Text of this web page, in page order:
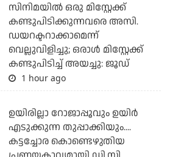
സിനിമയില്‍ ഒരു മിസ്റ്റേക്ക്
കണ്ടുപിടിക്കുന്നവരെ അസി.
ഡയറക്ടറാക്കാമെന്ന്
വെല്ലുവിളിച്ചു; ഒരാള്‍ മിസ്റ്റേക്ക്
കണ്ടുപിടിച്ച് അയച്ചു: ജൂഡ്
1 hour ago
ഉയിരില്ലാ റോജാപ്പൂവും ഉയിര്‍
എടുക്കുന്ന തുപ്പാക്കിയും....
കട്ടച്ചോര കൊണ്ടെഴുതിയ